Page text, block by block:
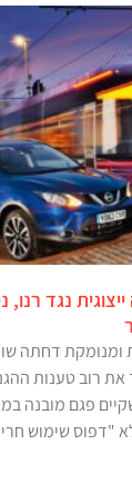
נגד
ומנומקת דחתה
את רוב טענות
פגם מובנה
"דפוס שימוש